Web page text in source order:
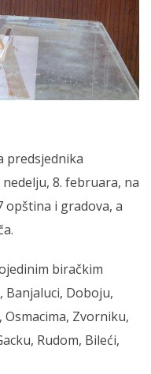
predsjednika
8. februara, na
opština i gradova, a
biračkim
Banjaluci, Doboju,
Zvorniku,
Rudom, Bileći,